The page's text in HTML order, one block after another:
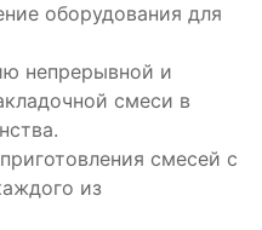
оборудования для
непрерывной и
смеси в
смесей с
из